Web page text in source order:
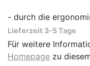
- durch die
Lieferzeit 3-5 Tage
Für weitere
Homepage zu